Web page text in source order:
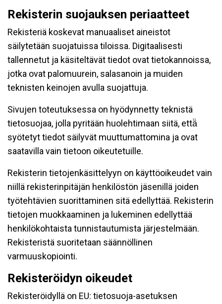
Rekisterin suojauksen periaatteet
Rekisteriä koskevat manuaaliset aineistot
säilytetään suojatuissa tiloissa. Digitaalisesti
tallennetut ja käsiteltävät tiedot ovat tietokannoissa,
jotka ovat palomuurein, salasanoin ja muiden
teknisten keinojen avulla suojattuja.
Sivujen toteutuksessa on hyödynnetty teknistä
tietosuojaa, jolla pyritään huolehtimaan siitä, että̈
syötetyt tiedot säilyvät muuttumattomina ja ovat
saatavilla vain tietoon oikeutetuille.
Rekisterin tietojenkäsittelyyn on käyttöoikeudet vain
niillä rekisterinpitäjän henkilöstön jäsenillä joiden
työtehtävien suorittaminen sitä edellyttää. Rekisterin
tietojen muokkaaminen ja lukeminen edellyttää
henkilökohtaista tunnistautumista järjestelmään.
Rekisteristä suoritetaan säännöllinen
varmuuskopiointi.
Rekisteröidyn oikeudet
Rekisteröidyllä on EU: tietosuoja-asetuksen